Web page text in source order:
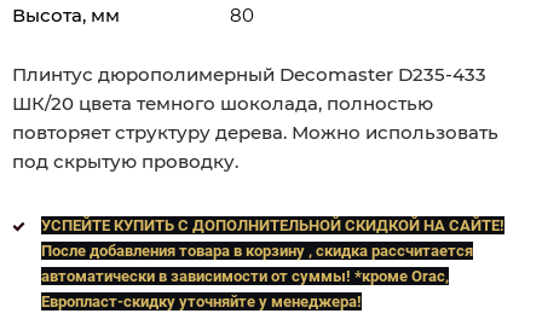
Высота, мм
80
Плинтус дюрополимерный Decomaster D235-433
ШК/20 цвета темного шоколада, полностью
повторяет структуру дерева. Можно использовать
под скрытую проводку.
УСПЕЙТЕ КУПИТЬ C ДОПОЛНИТЕЛЬНОЙ СКИДКОЙ НА САЙТЕ!
После добавления товара в корзину , скидка рассчитается
автоматически в зависимости от суммы! *кроме Orac,
Европласт-скидку уточняйте у менеджера!